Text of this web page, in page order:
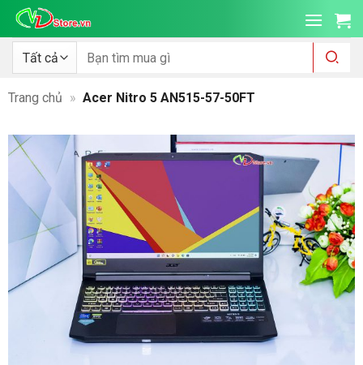
qua
dung
Tìm
kiếm:
Trang chủ » Acer Nitro 5 AN515-57-50FT